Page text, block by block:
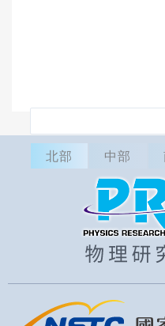
尋
北部 中部